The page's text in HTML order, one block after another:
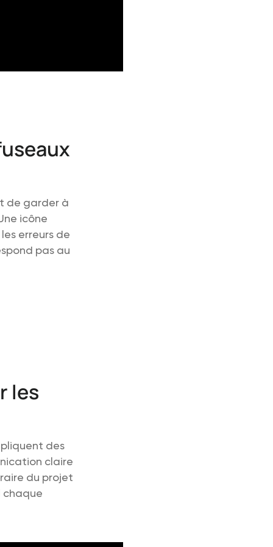
de garder à
icône
erreurs de
pas au
les
des
claire
du projet
chaque